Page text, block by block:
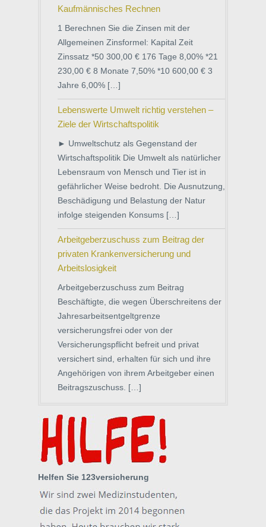
Kaufmännisches Rechnen
1 Berechnen Sie die Zinsen mit der
Allgemeinen Zinsformel: Kapital Zeit
Zinssatz *50 300,00 € 176 Tage 8,00% *21
230,00 € 8 Monate 7,50% *10 600,00 € 3
Jahre 6,00% […]
Lebenswerte Umwelt richtig verstehen –
Ziele der Wirtschaftspolitik
► Umweltschutz als Gegenstand der
Wirtschaftspolitik Die Umwelt als natürlicher
Lebensraum von Mensch und Tier ist in
gefährlicher Weise bedroht. Die Ausnutzung,
Beschädigung und Belastung der Natur
infolge steigenden Konsums […]
Arbeitgeberzuschuss zum Beitrag der
privaten Krankenversicherung und
Arbeitslosigkeit
Arbeitgeberzuschuss zum Beitrag
Beschäftigte, die wegen Überschreitens der
Jahresarbeitsentgeltgrenze
versicherungsfrei oder von der
Versicherungspflicht befreit und privat
versichert sind, erhalten für sich und ihre
Angehörigen von ihrem Arbeitgeber einen
Beitragszuschuss. […]
Helfen Sie 123versicherung